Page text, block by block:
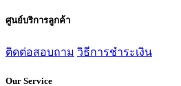
ศูนย์บริการลูกค้า
ติดต่อสอบถาม วิธีการชำระเงิน
Our Service